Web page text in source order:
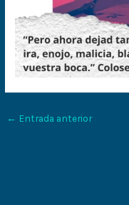
← Entrada anterior